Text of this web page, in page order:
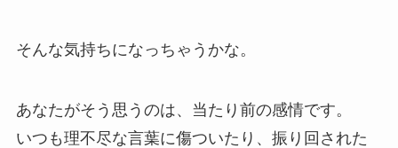
そんな気持ちになっちゃうかな。
あなたがそう思うのは、当たり前の感情です。
いつも理不尽な言葉に傷ついたり、振り回された